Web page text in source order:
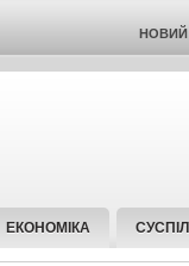
НОВИЙ
ЕКОНОМІКА